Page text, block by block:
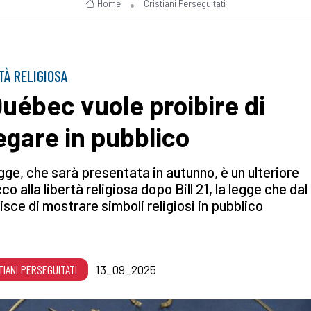
Home Cristiani Perseguitati
RELIGIOSA
vuole proibire di
in pubblico
che sarà presentata in autunno, è un ulteriore
alla libertà religiosa dopo Bill 21, la legge che dal
di mostrare simboli religiosi in pubblico
PERSEGUITATI 13_09_2025